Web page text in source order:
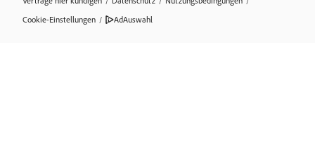
Cookie-Einstellungen / AdAuswahl